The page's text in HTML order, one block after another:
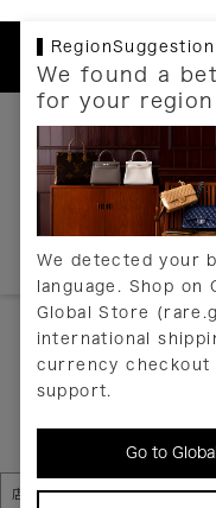
RegionSuggestion
We found a
for your region
We detected your
language. Shop on
Global Store
international
currency checkout
support.
Go to
お支払いについて
配送について
送料について
返品について
ヘルプ
お問い合わせ
当店について
店舗一覧